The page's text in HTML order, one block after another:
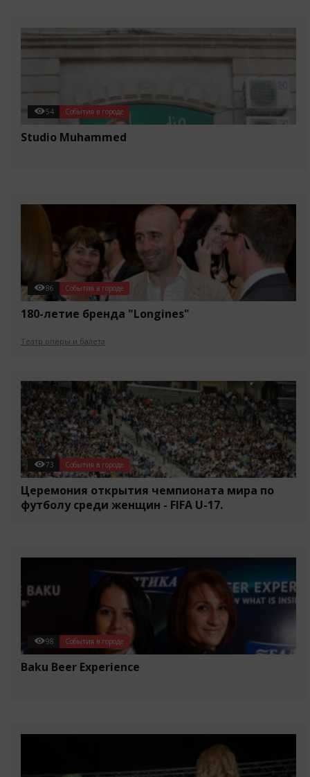
54 События в городе
Studio Muhammed
86 События в городе
180-летие бренда "Longines"
Театр оперы и балета
73 События в городе
Церемония открытия чемпионата мира по
футболу среди женщин - FIFA U-17.
98 События в городе
Baku Beer Experience